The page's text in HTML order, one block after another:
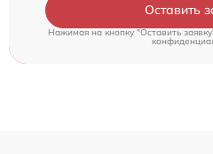
Оставить
Нажимая на кнопку "Оставить